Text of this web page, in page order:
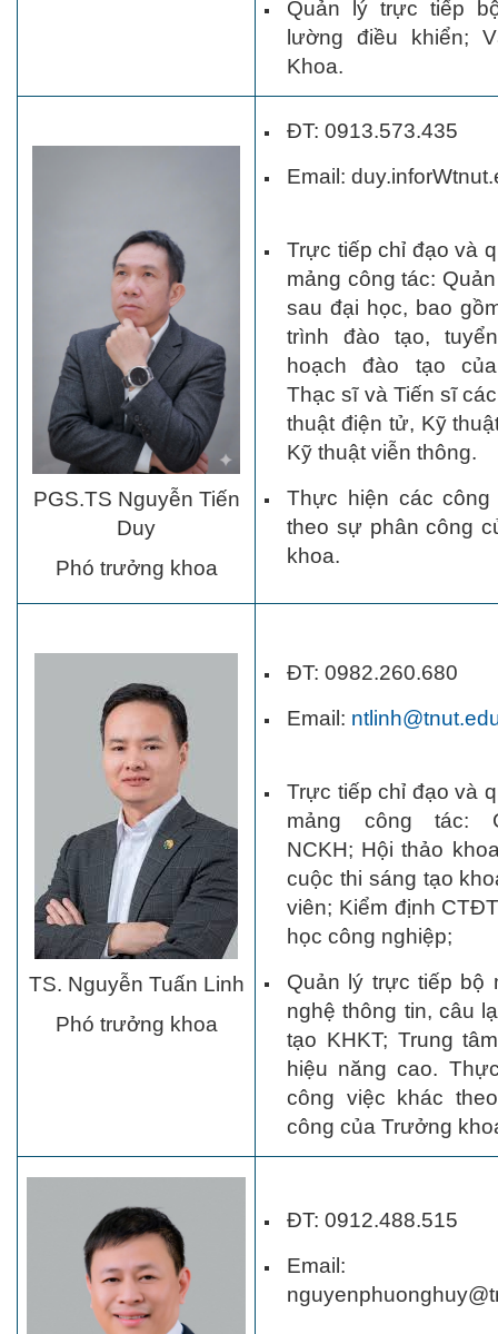
Quản lý trực tiếp
lường điều khiển;
Khoa.
PGS.TS Nguyễn Tiến
Duy
Phó trưởng khoa
ĐT: 0913.573.435
Email:
Trực tiếp chỉ đạo và
mảng công tác:
sau đại học, bao
trình đào tạo,
hoạch đào tạo
Thạc sĩ và Tiến sĩ
thuật điện tử, Kỹ
Kỹ thuật viễn thông.
Thực hiện các công
theo sự phân công
khoa.
TS. Nguyễn Tuấn Linh
Phó trưởng khoa
ĐT:
Email:
Trực tiếp chỉ đạo và
mảng công tác:
NCKH; Hội thảo
cuộc thi sáng tạo
viên; Kiểm định
học công nghiệp;
Quản lý trực tiếp bộ
nghệ thông tin, câu
tạo KHKT; Trung
hiệu năng cao.
công việc khác
công của Trưởng
ĐT: 0912.488.515
Email: